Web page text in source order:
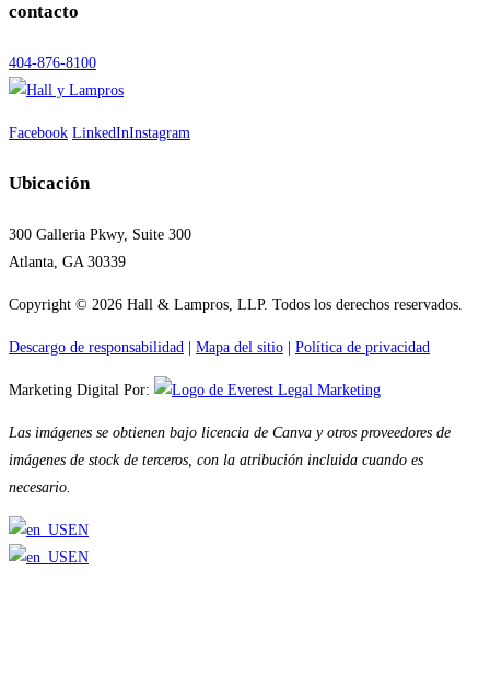
contacto
404-876-8100
Facebook LinkedInInstagram
Ubicación
300 Galleria Pkwy, Suite 300
Atlanta, GA 30339
Copyright © 2026 Hall & Lampros, LLP. Todos los derechos reservados.
Descargo de responsabilidad Mapa del sitio Política de privacidad
Marketing Digital Por:
Las imágenes se obtienen bajo licencia de Canva y otros proveedores de
imágenes de stock de terceros, con la atribución incluida cuando es
necesario.
EN
EN